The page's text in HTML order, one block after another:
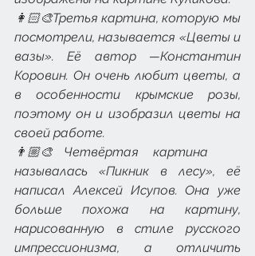
👩🏻‍🎨Третья картина, которую мы
посмотрели, называется «Цветы и
вазы». Её автор —Константин
Коровин. Он очень любит цветы, а
в особенности крымские розы,
поэтому он и изобразил цветы на
своей работе.
👨🏼‍🎨Четвёртая картина
называлась «Пикник в лесу», её
написал Алексей Исупов. Она уже
больше похожа на картину,
нарисованную в стиле русского
импрессионизма, а отличить